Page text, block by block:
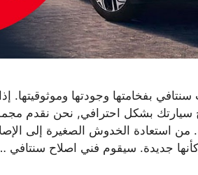
بفخامتها وجودتها وموثوقيتها.
سيارتك بشكل احترافي, نحن نقدم
من استعادة الخدوش الصغيرة إلى
جديدة. سيقوم فني اصلاح سنتافي